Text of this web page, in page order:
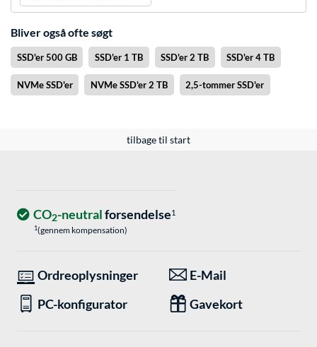
Bliver også ofte søgt
SSD'er 500 GB SSD'er 1 TB SSD'er 2 TB SSD'er 4 TB
NVMe SSD'er NVMe SSD'er 2 TB 2,5-tommer SSD'er
tilbage til start
CO2-neutralforsendelse1
1(gennem kompensation)
Ordreoplysninger
E-Mail
PC-konfigurator
Gavekort